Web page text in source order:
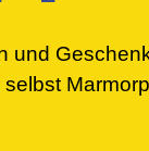
und